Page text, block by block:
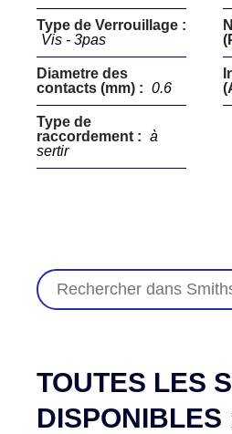
Type de Verrouillage :
Vis - 3pas
Diametre des
contacts (mm) : 0.6
Type de
raccordement : à
sertir
TOUTES LES
DISPONIBLES